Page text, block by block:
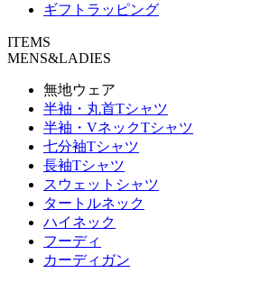
ギフトラッピング
ITEMS
MENS&LADIES
無地ウェア
半袖・丸首Tシャツ
半袖・VネックTシャツ
七分袖Tシャツ
長袖Tシャツ
スウェットシャツ
タートルネック
ハイネック
フーディ
カーディガン